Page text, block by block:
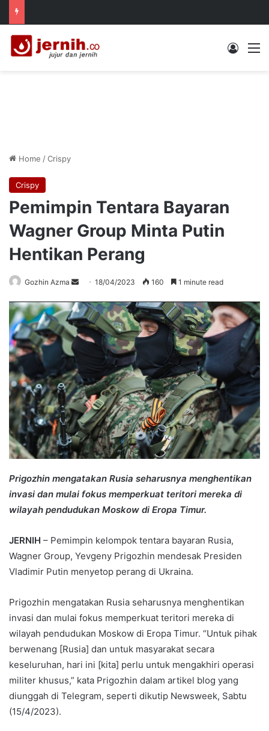
Log In
Home /Crispy
Crispy
Pemimpin Tentara Bayaran
Wagner Group Minta Putin
Hentikan Perang
Gozhin Azma
Send
email
18/04/2023 160 1 minute read
Prigozhin mengatakan Rusia seharusnya menghentikan
invasi dan mulai fokus memperkuat teritori mereka di
wilayah pendudukan Moskow di Eropa Timur.
JERNIH – Pemimpin kelompok tentara bayaran Rusia,
Wagner Group, Yevgeny Prigozhin mendesak Presiden
Vladimir Putin menyetop perang di Ukraina.
Prigozhin mengatakan Rusia seharusnya menghentikan
invasi dan mulai fokus memperkuat teritori mereka di
wilayah pendudukan Moskow di Eropa Timur. “Untuk pihak
berwenang [Rusia] dan untuk masyarakat secara
keseluruhan, hari ini [kita] perlu untuk mengakhiri operasi
militer khusus,” kata Prigozhin dalam artikel blog yang
diunggah di Telegram, seperti dikutip Newsweek, Sabtu
(15/4/2023).